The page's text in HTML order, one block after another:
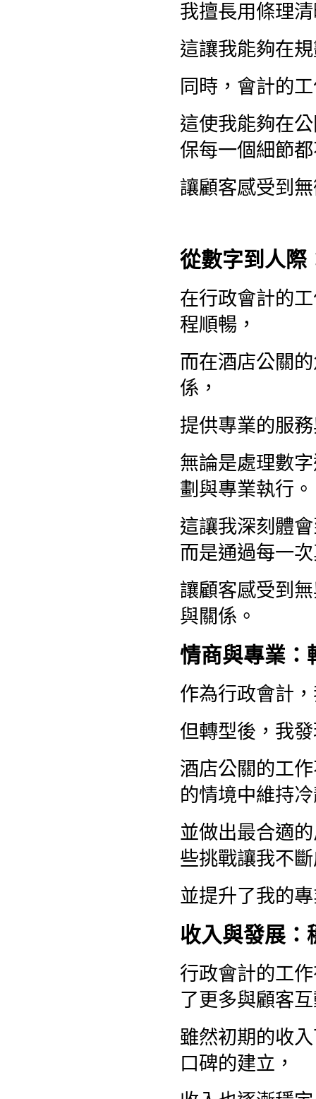
我擅長用條理
這讓我能夠在
同時，會計的
這使我能夠在
保每一個細節
讓顧客感受到
從數字到人際
在行政會計的
程順暢，
而在酒店公關
係，
提供專業的服
無論是處理數
劃與專業執行。
這讓我深刻體
而是通過每一
讓顧客感受到
與關係。
情商與專業：
作為行政會計
但轉型後，我
酒店公關的工
的情境中維持
並做出最合適
些挑戰讓我不
並提升了我的
收入與發展：
行政會計的工
了更多與顧客
雖然初期的收
口碑的建立，